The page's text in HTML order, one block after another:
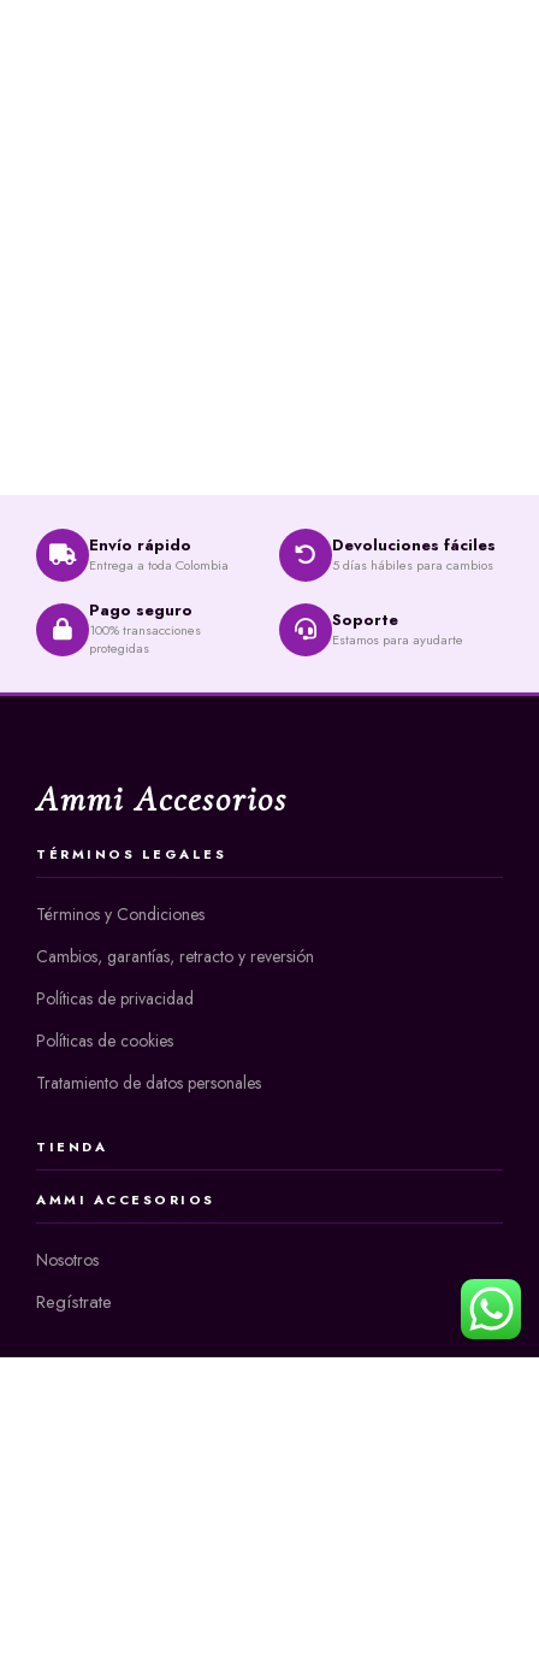
Envío rápido
Entrega a toda Colombia
Devoluciones fáciles
5 días hábiles para cambios
Pago seguro
100% transacciones
protegidas
Soporte
Estamos para ayudarte
Ammi Accesorios
TÉRMINOS LEGALES
Términos y Condiciones
Cambios, garantías, retracto y reversión
Políticas de privacidad
Políticas de cookies
Tratamiento de datos personales
TIENDA
AMMI ACCESORIOS
Nosotros
Regístrate